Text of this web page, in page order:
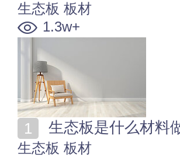
生态板 板材
1.3w+
生态板是什么材料
生态板 板材